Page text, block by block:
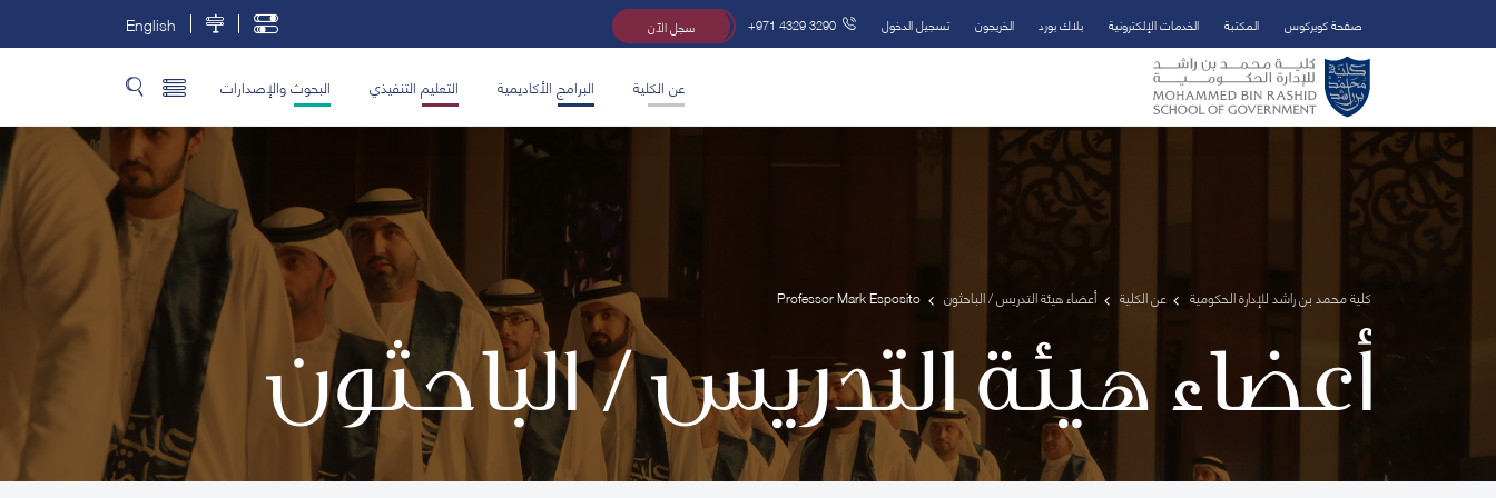
تخطي إلى المحتوى الرئيسي
فتح قائمة الوصول
صفحة كويركوس المكتبة الخدمات الإلكترونية بلاك بورد الخريجون تسجيل الدخول +971 4329 3290 سجل الآن English
عن الكلية البرامج الأكاديمية التعليم التنفيذي البحوث والإصدارات
كلية محمد بن راشد للإدارة الحكومية عن الكلية أعضاء هيئة التدريس / الباحثون Professor Mark Esposito
أعضاء هيئة التدريس / الباحثون